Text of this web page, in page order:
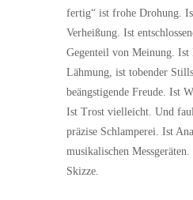
fertig“ ist frohe Drohung.
Verheißung. Ist
Gegenteil von Meinung. Ist
Lähmung, ist tobender
beängstigende Freude. Ist
Ist Trost vielleicht. Und
präzise Schlamperei. Ist
musikalischen
Skizze.